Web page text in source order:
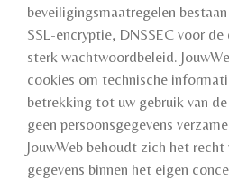
beveiligingsmaatregelen
SSL-encryptie, DNSSEC voor de
sterk wachtwoordbeleid.
cookies om technische
betrekking tot uw gebruik van
geen persoonsgegevens
JouwWeb behoudt zich het
gegevens binnen het eigen